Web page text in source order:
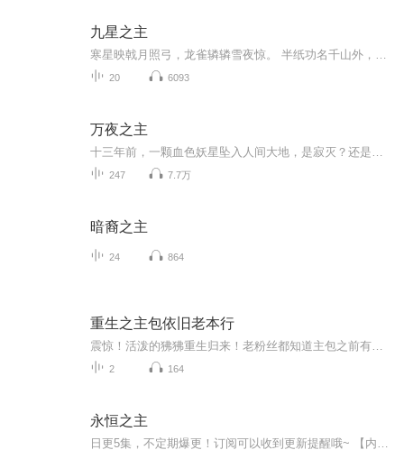
九星之主
20 6093
万夜之主
247 7.7万
暗裔之主
24 864
重生之主包依旧老本行
2 164
永恒之主